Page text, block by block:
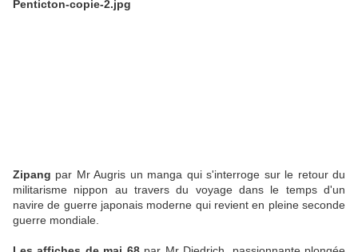
Zipang par Mr Augris un manga qui s'interroge sur le retour du
militarisme nippon au travers du voyage dans le temps d'un
navire de guerre japonais moderne qui revient en pleine seconde
guerre mondiale.